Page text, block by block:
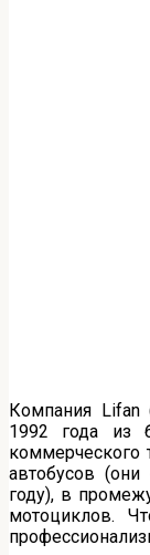
Компания Lifan
1992 года из
коммерческого
автобусов
году), в
мотоциклов.